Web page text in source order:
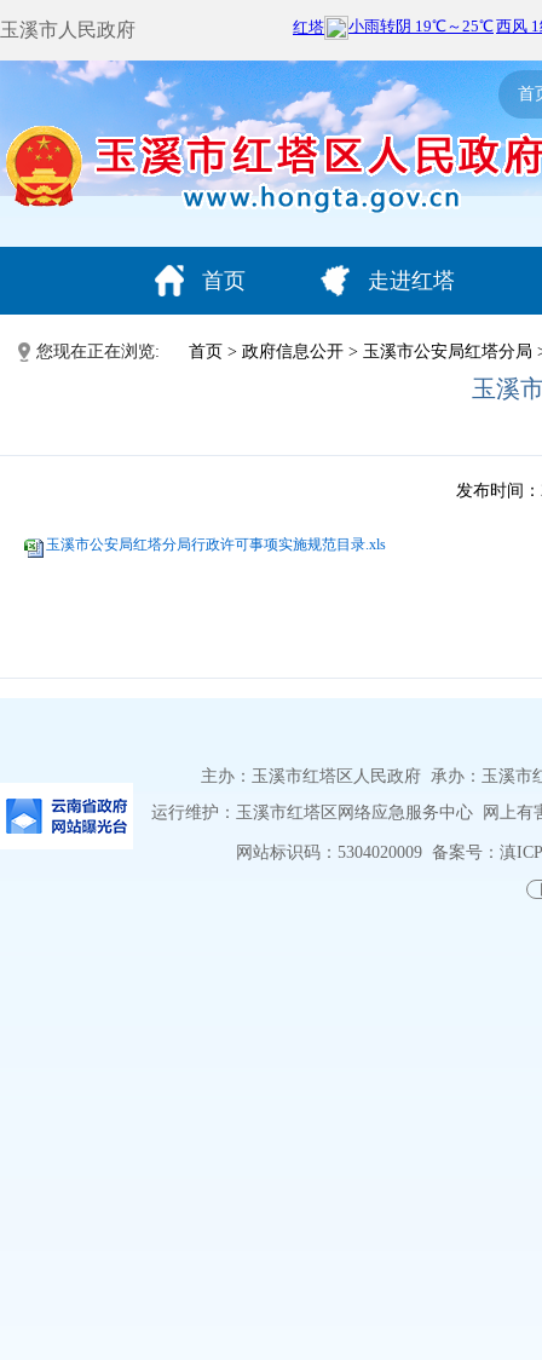
玉溪市人民政府
首
首页 走进红塔
您现在正在浏览: 首页 > 政府信息公开 > 玉溪市公安局红塔分局
玉溪
发布时间：
玉溪市公安局红塔分局行政许可事项实施规范目录.xls
主办：玉溪市红塔区人民政府 承办：玉溪市
运行维护：玉溪市红塔区网络应急服务中心 网上有
网站标识码：5304020009备案号：滇